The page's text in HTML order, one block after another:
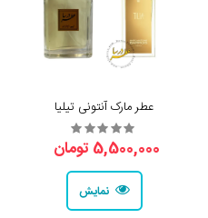
عطر مارک آنتونی تیلیا
5,500,000 تومان
نمایش